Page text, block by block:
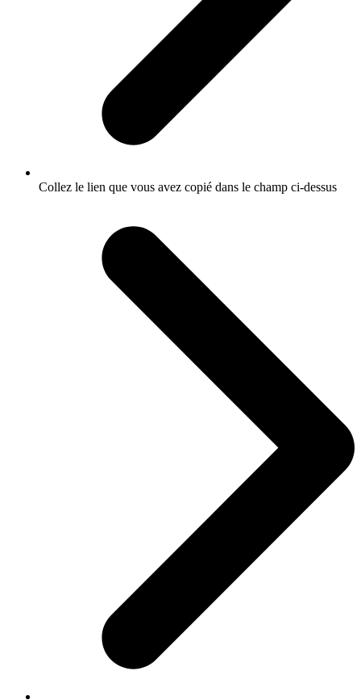
Collez le lien que vous avez copié dans le champ ci-dessus